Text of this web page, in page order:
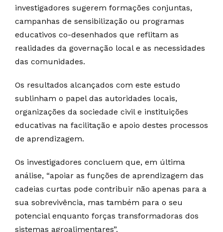
investigadores sugerem formações conjuntas,
campanhas de sensibilização ou programas
educativos co-desenhados que reflitam as
realidades da governação local e as necessidades
das comunidades.
Os resultados alcançados com este estudo
sublinham o papel das autoridades locais,
organizações da sociedade civil e instituições
educativas na facilitação e apoio destes processos
de aprendizagem.
Os investigadores concluem que, em última
análise, “apoiar as funções de aprendizagem das
cadeias curtas pode contribuir não apenas para a
sua sobrevivência, mas também para o seu
potencial enquanto forças transformadoras dos
sistemas agroalimentares”.